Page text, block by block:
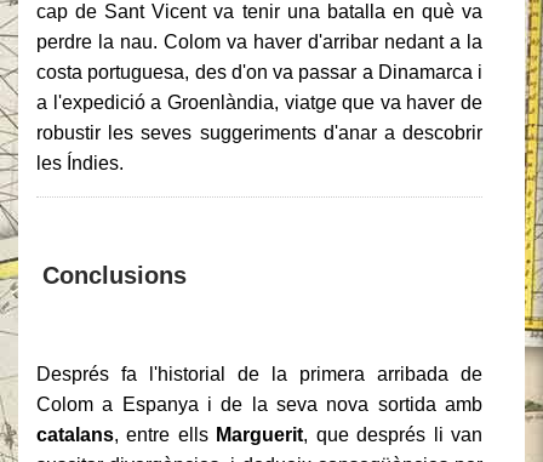
cap de Sant Vicent va tenir una batalla en què va
perdre la nau. Colom va haver d'arribar nedant a la
costa portuguesa, des d'on va passar a Dinamarca i
a l'expedició a Groenlàndia, viatge que va haver de
robustir les seves suggeriments d'anar a descobrir
les Índies.
Conclusions
Després fa l'historial de la primera arribada de
Colom a Espanya i de la seva nova sortida amb
catalans, entre ells Marguerit, que després li van